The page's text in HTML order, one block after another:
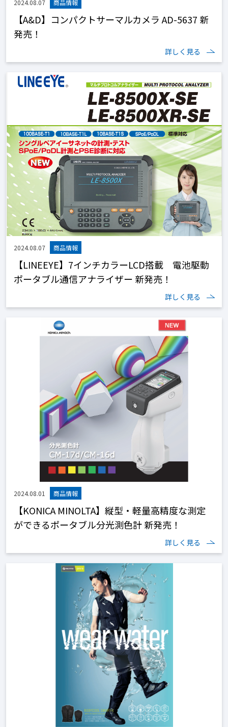
2024.08.07
【A&D】コンパクトサーマルカメラ AD-5637 新
発売！
詳しく見る
2024.08.07
【LINEEYE】7インチカラーLCD搭載 電池駆動
ポータブル通信アナライザー 新発売！
詳しく見る
2024.08.01
【KONICA MINOLTA】縦型・軽量高精度な測定
ができるポータブル分光測色計 新発売！
詳しく見る